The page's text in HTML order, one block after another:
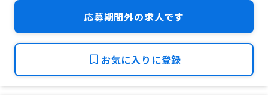
応募期間外の求人です
お気に入りに登録